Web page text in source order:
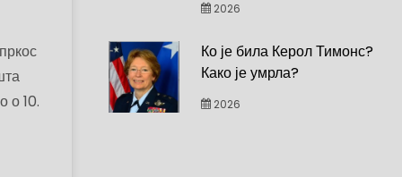
о 10.
2026
Ко је била Керол Тимонс?
Како је умрла?
2026